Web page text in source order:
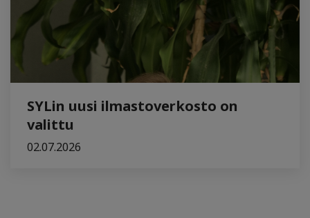
SYLin uusi ilmastoverkosto on
valittu
02.07.2026